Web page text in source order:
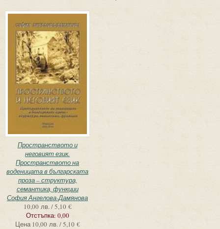
Пространството и
неговият език.
Пространството на
воденицата в българската
проза – структура,
семантика, функции
София Ангелова-Дамянова
10,00 лв. / 5,10 €
Отстъпка: 0,00
Цена 10,00 лв. / 5,10 €